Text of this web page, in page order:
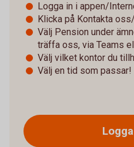
Logga in i appen/
Klicka på Kontakta
Välj Pension under
träffa oss, via Teams
Välj vilket kontor du
Välj en tid som passar!
Logga